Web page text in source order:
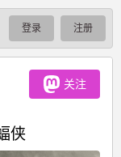
登录 注册
关注
侠